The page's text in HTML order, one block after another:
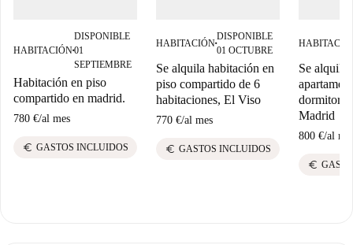
HABITACIÓN■
DISPONIBLE
01
SEPTIEMBRE
Habitación en piso
compartido en madrid.
780 €/al mes
euro GASTOS INCLUIDOS
HABITACIÓN■
DISPONIBLE
01 OCTUBRE
Se alquila habitación en
piso compartido de 6
habitaciones, El Viso
770 €/al mes
euro GASTOS INCLUIDOS
Se alquila
Madrid
800 €/al
euro